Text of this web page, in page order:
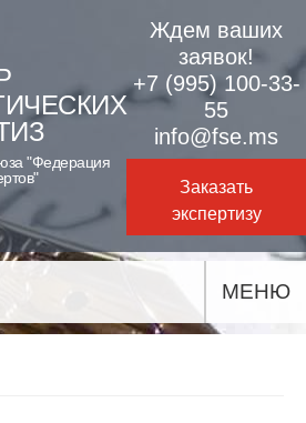
"Федерация
Ждем ваших
заявок!
+7 (995) 100-33-
55
info@fse.ms
Заказать
экспертизу
МЕНЮ